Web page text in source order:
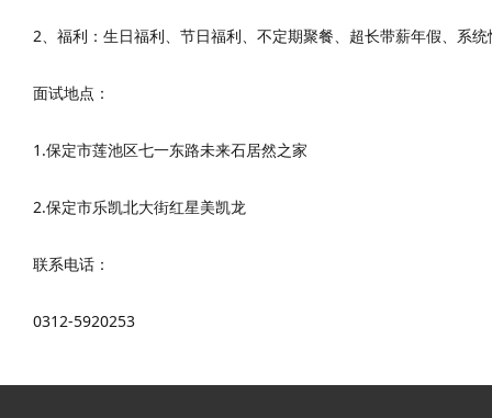
2、福利：生日福利、节日福利、不定期聚餐、超长带薪年假、系
面试地点：
1.保定市莲池区七一东路未来石居然之家
2.保定市乐凯北大街红星美凯龙
联系电话：
0312-5920253